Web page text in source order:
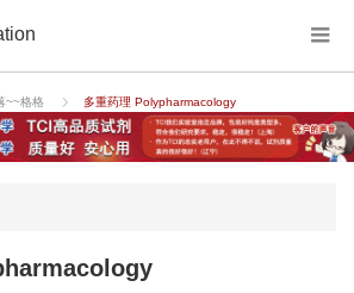
~~格格 多重药理 Polypharmacology